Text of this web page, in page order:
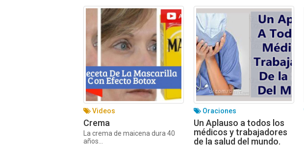
Videos
Crema
La crema de maicena dura 40
años...
Oraciones
Un Aplauso a todos los
médicos y trabajadores
de la salud del mundo.